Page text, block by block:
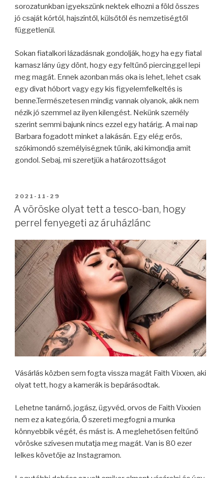
sorozatunkban igyekszünk nektek elhozni a föld összes
jó csaját kórtól, hajszíntől, külsőtől és nemzetiségtől
függetlenül.
Sokan fiatalkori lázadásnak gondolják, hogy ha egy fiatal
kamasz lány úgy dönt, hogy egy feltűnő piercinggel lepi
meg magát. Ennek azonban más oka is lehet, lehet csak
egy divat hóbort vagy egy kis figyelemfelkeltés is
benne.Természetesen mindig vannak olyanok, akik nem
nézik jó szemmel az ilyen kilengést. Nekünk személy
szerint semmi bajunk nincs ezzel egy határig. A mai nap
Barbara fogadott minket a lakásán. Egy elég erős,
szókimondó személyiségnek tűnik, aki kimondja amit
gondol. Sebaj, mi szeretjük a határozottságot
BEKÜLDVE:
2021-11-29
A vöröske olyat tett a tesco-ban, hogy
perrel fenyegeti az áruházlánc
Vásárlás közben sem fogta vissza magát Faith Vixxen, aki
olyat tett, hogy a kamerák is bepárásodtak.
Lehetne tanárnő, jogász, ügyvéd, orvos de Faith Vixxien
nem ez a kategória, Ő szereti megfogni a munka
könnyebbik végét, és mást is. A meglehetősen feltűnő
vöröske szívesen mutatja meg magát. Van is 80 ezer
lelkes követője az Instagramon.